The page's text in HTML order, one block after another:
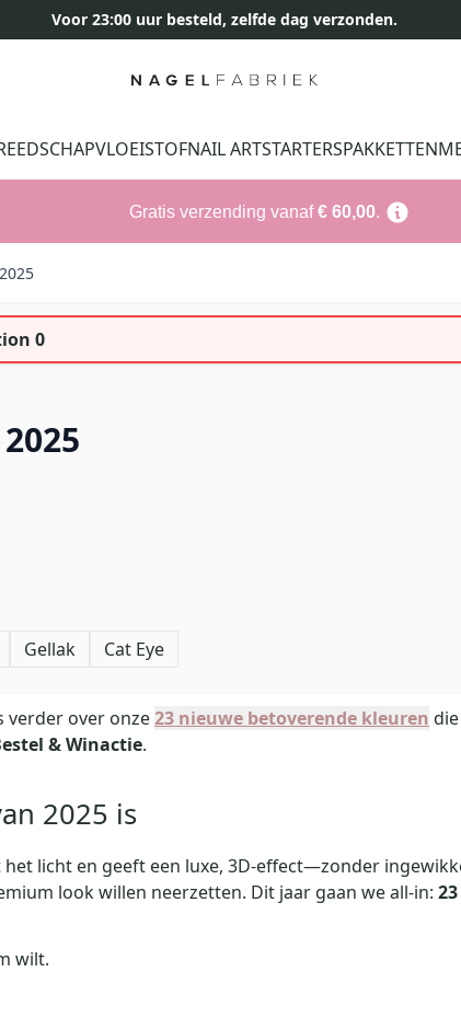
Voor 23:00 uur besteld, zelfde dag verzonden.
VLOEISTOFNAIL ARTSTARTERSPAKKETTEN
Gratis verzending vanaf€ 60,00.
0
Gellak Cat Eye
verder over onze23 nieuwe betoverende kleuren
& Winactie.
2025 is
licht en geeft een luxe, 3D‑effect—zonder
look willen neerzetten. Dit jaar gaan we all‑in: 23
wilt.